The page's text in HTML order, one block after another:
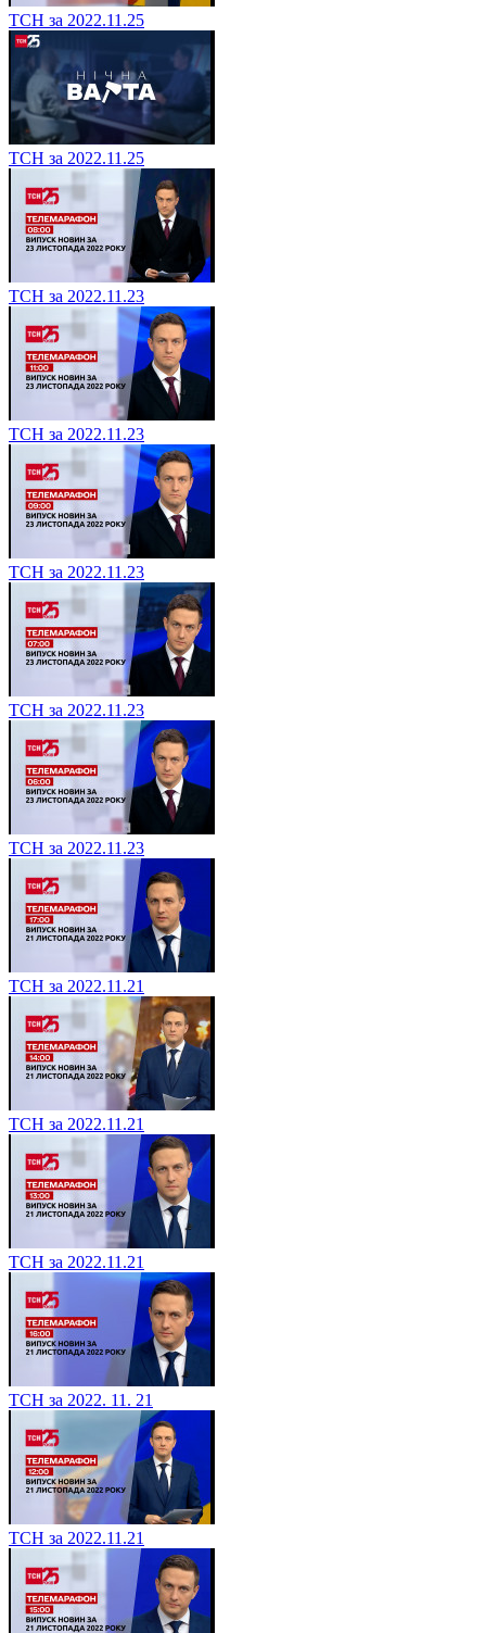
ТСН за 2022.11.25
ТСН за 2022.11.25
ТСН за 2022.11.23
ТСН за 2022.11.23
ТСН за 2022.11.23
ТСН за 2022.11.23
ТСН за 2022.11.23
ТСН за 2022.11.21
ТСН за 2022.11.21
ТСН за 2022.11.21
ТСН за 2022. 11. 21
ТСН за 2022.11.21